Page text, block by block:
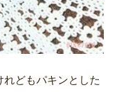
どもパキンとした